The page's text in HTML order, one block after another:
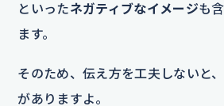
といったネガティブなイメージも
ます。
そのため、伝え方を工夫しないと
がありますよ。